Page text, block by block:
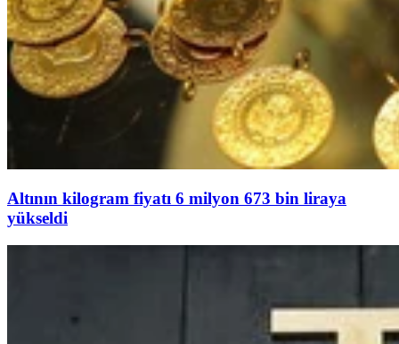
Altının kilogram fiyatı 6 milyon 673 bin liraya
yükseldi